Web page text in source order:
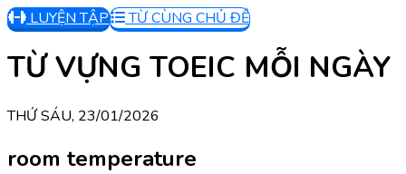
LUYỆN TẬP
TỪ CÙNG CHỦ ĐỀ
TỪ VỰNG TOEIC MỖI NGÀY
THỨ SÁU, 23/01/2026
room temperature